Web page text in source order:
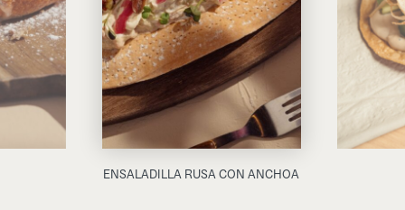
ENSALADILLA RUSA CON ANCHOA